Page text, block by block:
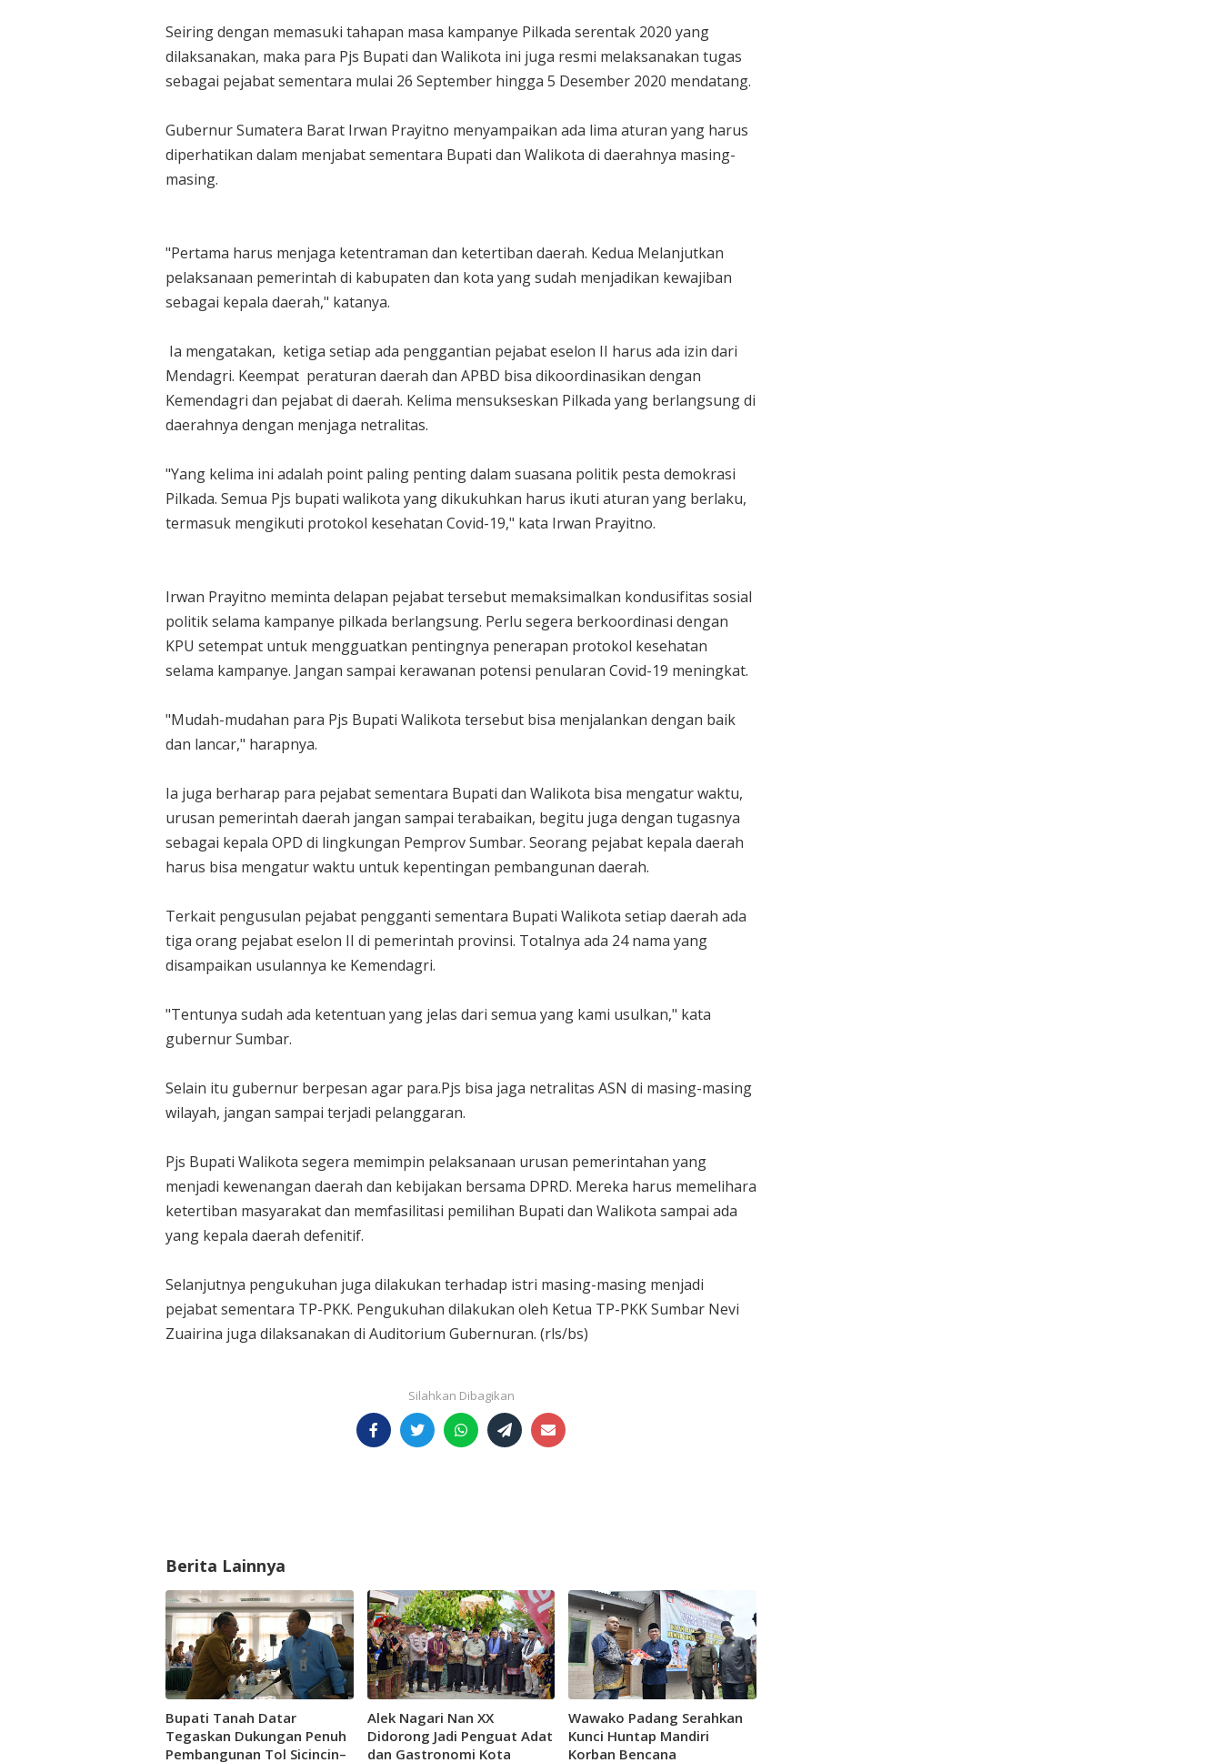
Seiring dengan memasuki tahapan masa kampanye Pilkada serentak 2020 yang
dilaksanakan, maka para Pjs Bupati dan Walikota ini juga resmi melaksanakan tugas
sebagai pejabat sementara mulai 26 September hingga 5 Desember 2020 mendatang.
Gubernur Sumatera Barat Irwan Prayitno menyampaikan ada lima aturan yang harus
diperhatikan dalam menjabat sementara Bupati dan Walikota di daerahnya masing-
masing.
"Pertama harus menjaga ketentraman dan ketertiban daerah. Kedua Melanjutkan
pelaksanaan pemerintah di kabupaten dan kota yang sudah menjadikan kewajiban
sebagai kepala daerah," katanya.
Ia mengatakan, ketiga setiap ada penggantian pejabat eselon II harus ada izin dari
Mendagri. Keempat peraturan daerah dan APBD bisa dikoordinasikan dengan
Kemendagri dan pejabat di daerah. Kelima mensukseskan Pilkada yang berlangsung di
daerahnya dengan menjaga netralitas.
"Yang kelima ini adalah point paling penting dalam suasana politik pesta demokrasi
Pilkada. Semua Pjs bupati walikota yang dikukuhkan harus ikuti aturan yang berlaku,
termasuk mengikuti protokol kesehatan Covid-19," kata Irwan Prayitno.
Irwan Prayitno meminta delapan pejabat tersebut memaksimalkan kondusifitas sosial
politik selama kampanye pilkada berlangsung. Perlu segera berkoordinasi dengan
KPU setempat untuk mengguatkan pentingnya penerapan protokol kesehatan
selama kampanye. Jangan sampai kerawanan potensi penularan Covid-19 meningkat.
"Mudah-mudahan para Pjs Bupati Walikota tersebut bisa menjalankan dengan baik
dan lancar," harapnya.
Ia juga berharap para pejabat sementara Bupati dan Walikota bisa mengatur waktu,
urusan pemerintah daerah jangan sampai terabaikan, begitu juga dengan tugasnya
sebagai kepala OPD di lingkungan Pemprov Sumbar. Seorang pejabat kepala daerah
harus bisa mengatur waktu untuk kepentingan pembangunan daerah.
Terkait pengusulan pejabat pengganti sementara Bupati Walikota setiap daerah ada
tiga orang pejabat eselon II di pemerintah provinsi. Totalnya ada 24 nama yang
disampaikan usulannya ke Kemendagri.
"Tentunya sudah ada ketentuan yang jelas dari semua yang kami usulkan," kata
gubernur Sumbar.
Selain itu gubernur berpesan agar para.Pjs bisa jaga netralitas ASN di masing-masing
wilayah, jangan sampai terjadi pelanggaran.
Pjs Bupati Walikota segera memimpin pelaksanaan urusan pemerintahan yang
menjadi kewenangan daerah dan kebijakan bersama DPRD. Mereka harus memelihara
ketertiban masyarakat dan memfasilitasi pemilihan Bupati dan Walikota sampai ada
yang kepala daerah defenitif.
Selanjutnya pengukuhan juga dilakukan terhadap istri masing-masing menjadi
pejabat sementara TP-PKK. Pengukuhan dilakukan oleh Ketua TP-PKK Sumbar Nevi
Zuairina juga dilaksanakan di Auditorium Gubernuran. (rls/bs)
Berita Lainnya
Bupati Tanah Datar
Tegaskan Dukungan Penuh
Pembangunan Tol Sicincin–
Alek Nagari Nan XX
Didorong Jadi Penguat Adat
dan Gastronomi Kota
Wawako Padang Serahkan
Kunci Huntap Mandiri
Korban Bencana